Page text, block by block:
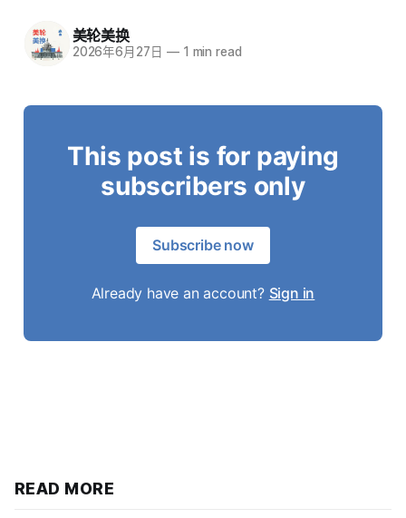
美轮美换
2026年6月27日 —1 min read
This post is for paying
subscribers only
Subscribe now
Already have an account? Sign in
READ MORE